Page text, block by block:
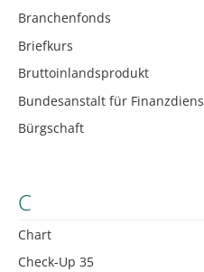
Branchenfonds
Briefkurs
Bruttoinlandsprodukt
Bundesanstalt für
Bürgschaft
C
Chart
Check-Up 35